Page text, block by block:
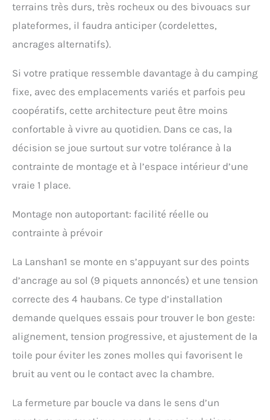
randonnée ! Quelle est la
meilleure tente pour une
personne ne pèse que 1,9
lb/0,87 kg. Taille de
rangement : 30*12 cm /
11,8*4,7 pouces. Des
matériaux de haute
ultra léger sont les plus
grands avantages d'une
tente pour une seule
voyage que vous
rapide : tente extérieure +
tente intérieure + 9 clous
d'aluminium (sac de
rangement inclus) + 4
cordes coupe-vent
réfléchissantes, avec
vos bâtons de
supplémentaires, elle
quelques minutes. Il
peut être facilement
terrains très durs, très rocheux ou des bivouacs sur
plateformes, il faudra anticiper (cordelettes,
ancrages alternatifs).
Si votre pratique ressemble davantage à du camping
fixe, avec des emplacements variés et parfois peu
coopératifs, cette architecture peut être moins
confortable à vivre au quotidien. Dans ce cas, la
décision se joue surtout sur votre tolérance à la
contrainte de montage et à l’espace intérieur d’une
vraie 1 place.
Montage non autoportant: facilité réelle ou
contrainte à prévoir
La Lanshan1 se monte en s’appuyant sur des points
d’ancrage au sol (9 piquets annoncés) et une tension
correcte des 4 haubans. Ce type d’installation
demande quelques essais pour trouver le bon geste:
alignement, tension progressive, et ajustement de la
toile pour éviter les zones molles qui favorisent le
bruit au vent ou le contact avec la chambre.
La fermeture par boucle va dans le sens d’un